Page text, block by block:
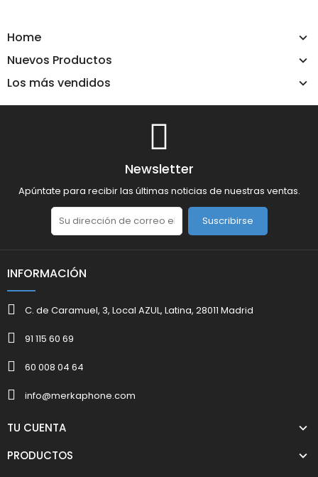
Home
Nuevos Productos
Los más vendidos
Newsletter
Apúntate para recibir las últimas noticias de nuestras ventas.
Suscribirse
INFORMACIÓN
C. de Caramuel, 3, Local AZUL, Latina, 28011 Madrid
91 115 60 69
60 008 04 64
info@merkaphone.com
TU CUENTA
PRODUCTOS